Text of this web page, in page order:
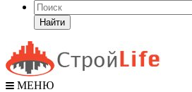
Найти
МЕНЮ